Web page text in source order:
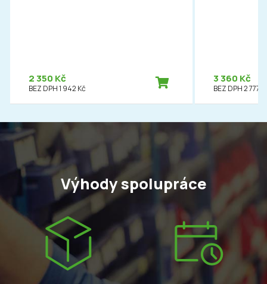
2 350 Kč
BEZ DPH 1 942 Kč
3 360 Kč
BEZ DPH 2 777
Výhody spolupráce